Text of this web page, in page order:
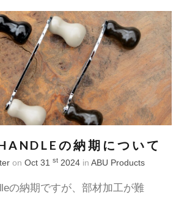
の納期について
on Oct 31 st 2024 in ABU Products
の納期ですが、部材加工が難